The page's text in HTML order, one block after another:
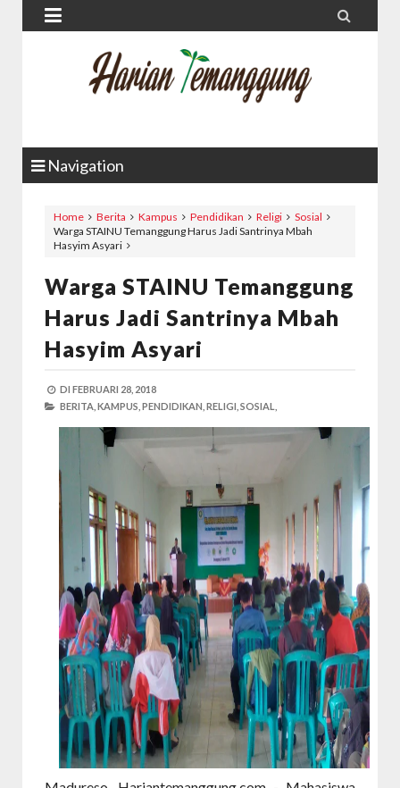
 
Navigation
Home Berita Kampus Pendidikan Religi
Sosial
Warga STAINU Temanggung Harus Jadi Santrinya Mbah
Hasyim Asyari
Warga STAINU Temanggung
Harus Jadi Santrinya Mbah
Hasyim Asyari
DI FEBRUARI 28, 2018
BERITA, KAMPUS, PENDIDIKAN, RELIGI, SOSIAL,